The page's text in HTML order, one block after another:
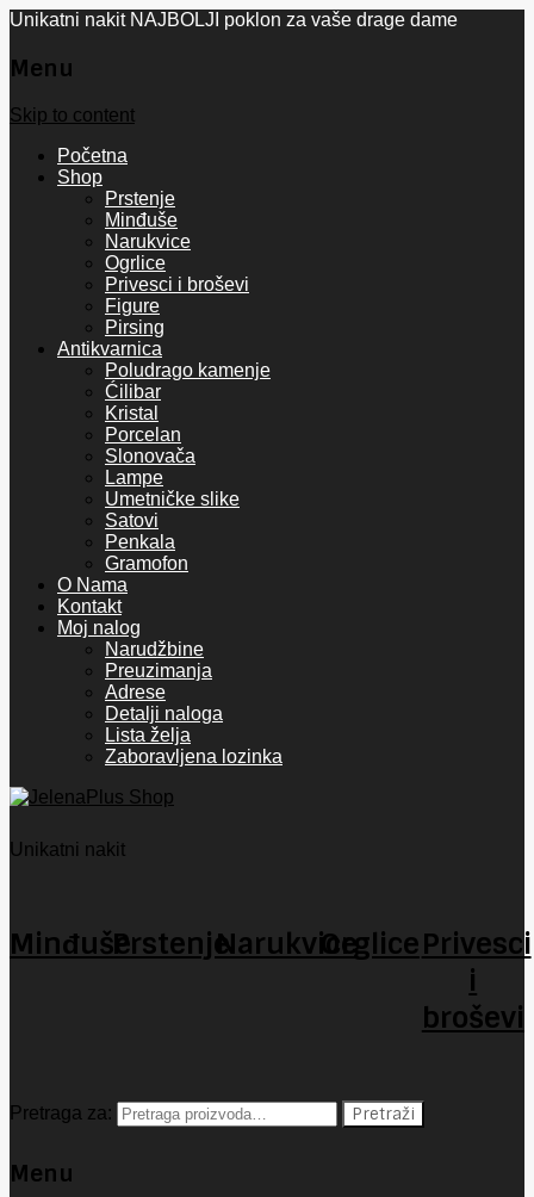
Unikatni nakit NAJBOLJI poklon za vaše drage dame
Menu
Skip to content
Početna
Shop
Prstenje
Minđuše
Narukvice
Ogrlice
Privesci i broševi
Figure
Pirsing
Antikvarnica
Poludrago kamenje
Ćilibar
Kristal
Porcelan
Slonovača
Lampe
Umetničke slike
Satovi
Penkala
Gramofon
O Nama
Kontakt
Moj nalog
Narudžbine
Preuzimanja
Adrese
Detalji naloga
Lista želja
Zaboravljena lozinka
Unikatni nakit
MinđušePrstenjeNarukviceOrglicePrivesci
i
broševi
Pretraga za: Pretraži
Menu